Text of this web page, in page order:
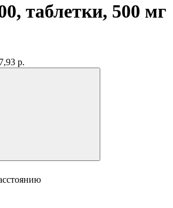
таблетки, 500 мг
р.